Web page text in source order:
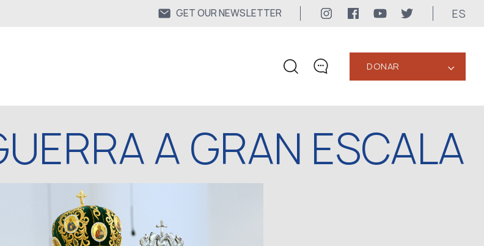
GET OUR NEWSLETTER ES
+1 416 323-3020
uwc@ukrainianworldcongress.org
DONAR ‹
A GRAN ESCALA